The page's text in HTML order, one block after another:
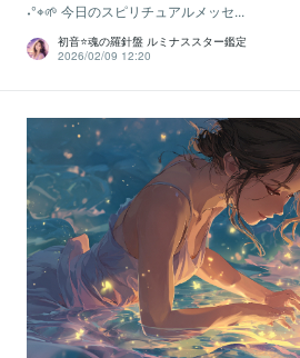
˖°⌖🌱 今日のスピリチュアルメッセ...
初音⭐️魂の羅針盤 ルミナススター鑑定
2026/02/09 12:20